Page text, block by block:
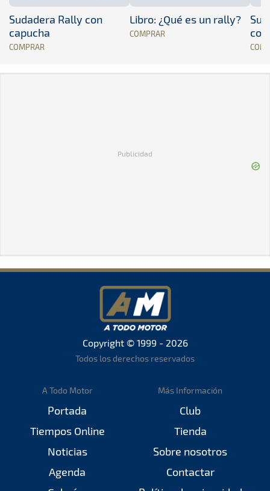
Sudadera Rally con
capucha
COMPRAR
Libro: ¿Qué es un rally?
COMPRAR
Publicidad
Copyright © 1999 - 2026
Todos los derechos reservados
A Todo Motor
Portada
Tiempos Online
Noticias
Agenda
Más Información
Club
Tienda
Sobre nosotros
Contactar